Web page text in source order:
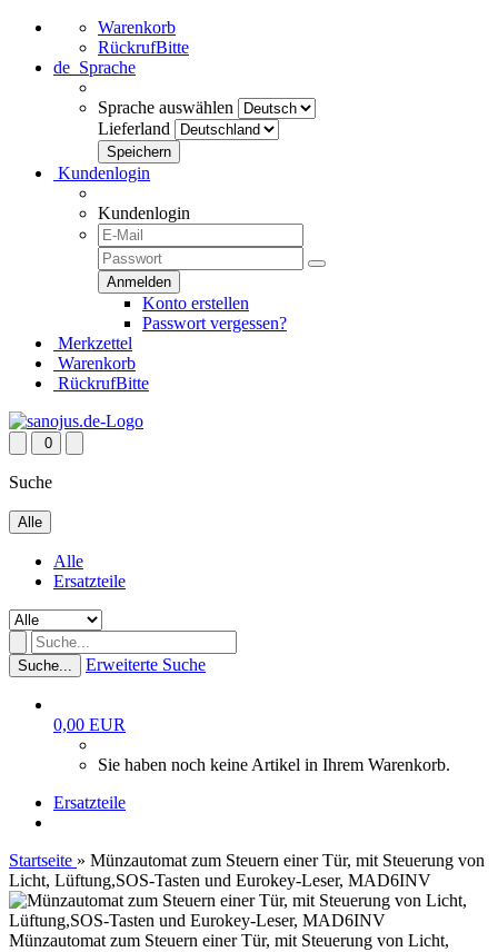
Warenkorb
RückrufBitte
de Sprache
Sprache auswählen
Lieferland
Kundenlogin
Kundenlogin
Konto erstellen
Passwort vergessen?
Merkzettel
Warenkorb
RückrufBitte
0
Suche
Alle
Alle
Ersatzteile
Suche... Erweiterte Suche
0,00 EUR
Sie haben noch keine Artikel in Ihrem Warenkorb.
Ersatzteile
Startseite » Münzautomat zum Steuern einer Tür, mit Steuerung von
Licht, Lüftung,SOS-Tasten und Eurokey-Leser, MAD6INV
Münzautomat zum Steuern einer Tür, mit Steuerung von Licht,